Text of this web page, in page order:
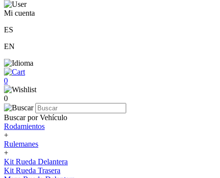
Mi cuenta
ES
EN
0
0
Buscar por Vehículo
Rodamientos
+
Rulemanes
+
Kit Rueda Delantera
Kit Rueda Trasera